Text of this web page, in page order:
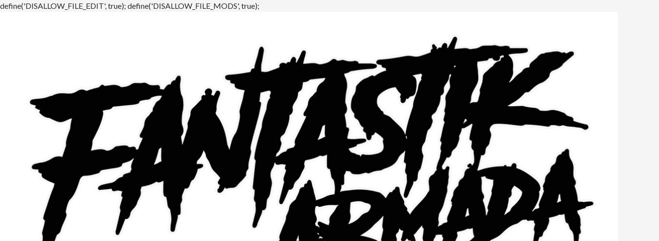
define('DISALLOW_FILE_EDIT', true); define('DISALLOW_FILE_MODS', true);